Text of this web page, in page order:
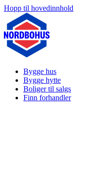
Hopp til hovedinnhold
Bygge hus
Bygge hytte
Boliger til salgs
Finn forhandler